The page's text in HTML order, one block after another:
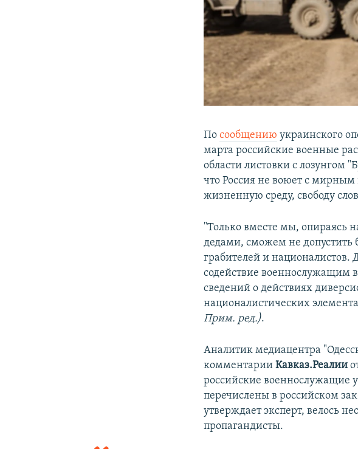
Посообщению украинского
марта российские военные
области листовки с лозунгом
что Россия не воюет с
жизненную среду, свободу
"Только вместе мы,
дедами, сможем не допустить
грабителей и националистов.
содействие военнослужащим
сведений о действиях
националистических
Прим. ред.).
Аналитик медиацентра
комментарииКавказ.Реалии
российские военнослужащие
перечислены в российском
утверждает эксперт, велось
пропагандисты.